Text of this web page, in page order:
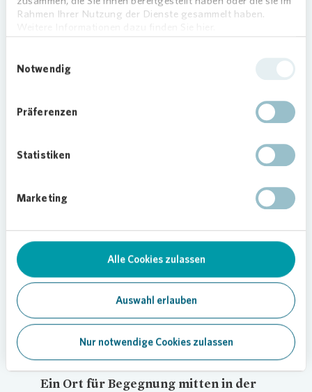
Rahmen Ihrer Nutzung der Dienste gesammelt haben.
Notwendig
Präferenzen
Statistiken
Marketing
Alle Cookies zulassen
Auswahl erlauben
Nur notwendige Cookies zulassen
Auch in Sachen Nachhaltigkeit setzt die
Chopinspitze Maßstäbe. Dank Vollwärmeschutz,
zukunftsorientiert aufgestellt – ein Beitrag zum
Häusern und großzügige Kinderwagen- und
Wallbox-Vorrüstung ausgestattet, um
Loading...
Ein Ort für Begegnung mitten in der